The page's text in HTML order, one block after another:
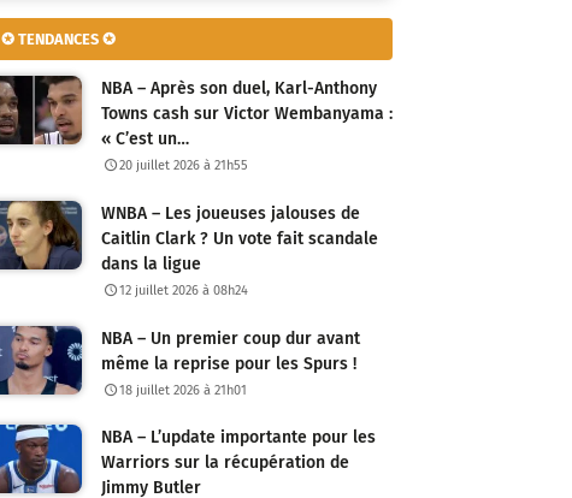
✪ TENDANCES ✪
NBA – Après son duel, Karl-Anthony
Towns cash sur Victor Wembanyama :
« C’est un…
20 juillet 2026 à 21h55
WNBA – Les joueuses jalouses de
Caitlin Clark ? Un vote fait scandale
dans la ligue
12 juillet 2026 à 08h24
NBA – Un premier coup dur avant
même la reprise pour les Spurs !
18 juillet 2026 à 21h01
NBA – L’update importante pour les
Warriors sur la récupération de
Jimmy Butler